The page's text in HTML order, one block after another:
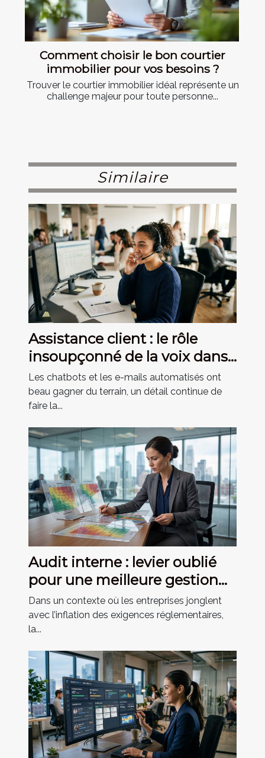
Comment choisir le bon courtier
immobilier pour vos besoins ?
Trouver le courtier immobilier idéal représente un
challenge majeur pour toute personne...
Similaire
Assistance client : le rôle
insoupçonné de la voix dans
la relation
Les chatbots et les e-mails automatisés ont
beau gagner du terrain, un détail continue de
faire la...
Audit interne : levier oublié
pour une meilleure gestion
des risques
Dans un contexte où les entreprises jonglent
avec l’inflation des exigences réglementaires,
la...